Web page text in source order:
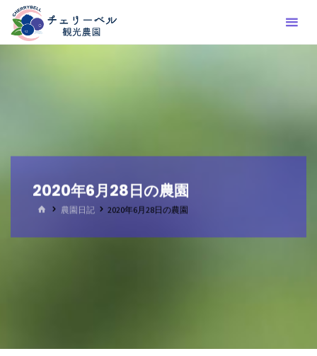
テ
2020年6月28日の農園
ホ 農園日記 2020年6月28日の農園